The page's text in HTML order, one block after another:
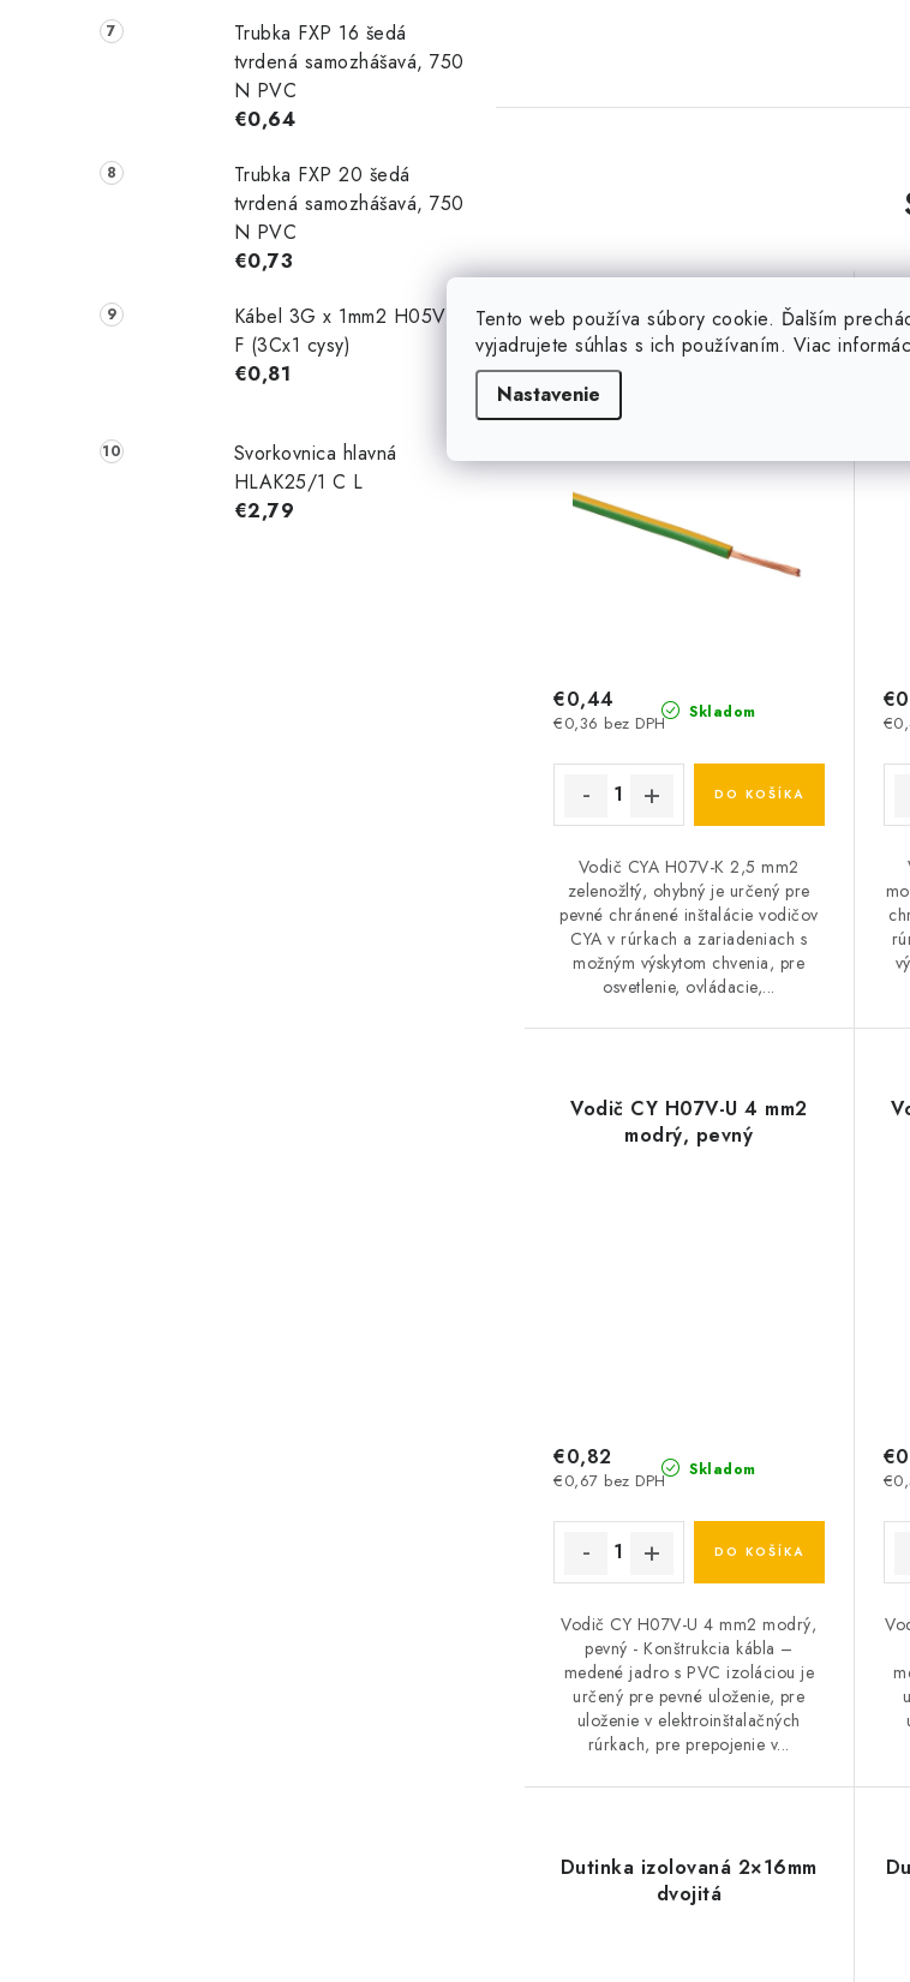
Tento web používa súbory cookie. Ďalším
vyjadrujete súhlas s ich používaním. Viac
Nastavenie
Trubka FXP 16 šedá
tvrdená samozhášavá, 750
N PVC
€0,64
Trubka FXP 20 šedá
tvrdená samozhášavá, 750
N PVC
€0,73
Kábel 3G x 1mm2 H05VV-
F (3Cx1 cysy)
€0,81
Svorkovnica hlavná
HLAK25/1 C L
€2,79
Vodič CYA H07V-K 2,5 mm2
zelenožltý, ohybný
Skladom
€0,36 bez DPH
€0,44
DO KOŠÍKA
Vodič CYA H07V-K 2,5 mm2
zelenožltý, ohybný je určený pre
pevné chránené inštalácie vodičov
CYA v rúrkach a zariadeniach s
možným výskytom chvenia, pre
osvetlenie, ovládacie,...
Vodič CY H07V-U 4 mm2
modrý, pevný
Skladom
€0,67 bez DPH
€0,82
DO KOŠÍKA
Vodič CY H07V-U 4 mm2 modrý,
pevný - Konštrukcia kábla –
medené jadro s PVC izoláciou je
určený pre pevné uloženie, pre
uloženie v elektroinštalačných
rúrkach, pre prepojenie v...
Dutinka izolovaná 2×16mm
dvojitá